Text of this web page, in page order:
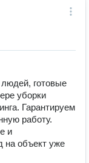
готовые
уборки
Гарантируем
работу.
и
на объект уже